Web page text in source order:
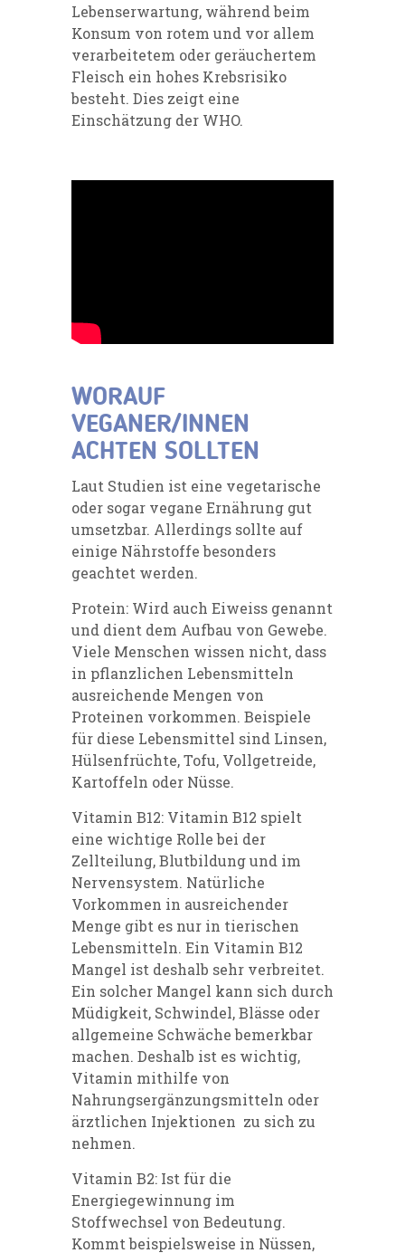
Lebenserwartung, während beim
Konsum von rotem und vor allem
verarbeitetem oder geräuchertem
Fleisch ein hohes Krebsrisiko
besteht. Dies zeigt eine
Einschätzung der WHO.
WORAUF
VEGANER/INNEN
ACHTEN SOLLTEN
Laut Studien ist eine vegetarische
oder sogar vegane Ernährung gut
umsetzbar. Allerdings sollte auf
einige Nährstoffe besonders
geachtet werden.
Protein: Wird auch Eiweiss genannt
und dient dem Aufbau von Gewebe.
Viele Menschen wissen nicht, dass
in pflanzlichen Lebensmitteln
ausreichende Mengen von
Proteinen vorkommen. Beispiele
für diese Lebensmittel sind Linsen,
Hülsenfrüchte, Tofu, Vollgetreide,
Kartoffeln oder Nüsse.
Vitamin B12: Vitamin B12 spielt
eine wichtige Rolle bei der
Zellteilung, Blutbildung und im
Nervensystem. Natürliche
Vorkommen in ausreichender
Menge gibt es nur in tierischen
Lebensmitteln. Ein Vitamin B12
Mangel ist deshalb sehr verbreitet.
Ein solcher Mangel kann sich durch
Müdigkeit, Schwindel, Blässe oder
allgemeine Schwäche bemerkbar
machen. Deshalb ist es wichtig,
Vitamin mithilfe von
Nahrungsergänzungsmitteln oder
ärztlichen Injektionen zu sich zu
nehmen.
Vitamin B2: Ist für die
Energiegewinnung im
Stoffwechsel von Bedeutung.
Kommt beispielsweise in Nüssen,